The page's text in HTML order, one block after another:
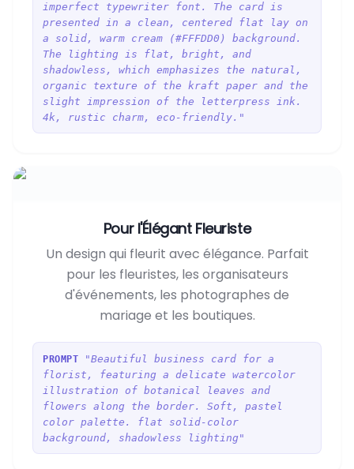
imperfect typewriter font. The card is
presented in a clean, centered flat lay on
a solid, warm cream (#FFFDD0) background.
The lighting is flat, bright, and
shadowless, which emphasizes the natural,
organic texture of the kraft paper and the
slight impression of the letterpress ink.
4k, rustic charm, eco-friendly."
Pour l'Élégant Fleuriste
Un design qui fleurit avec élégance. Parfait
pour les fleuristes, les organisateurs
d'événements, les photographes de
mariage et les boutiques.
PROMPT
"Beautiful business card for a
florist, featuring a delicate watercolor
illustration of botanical leaves and
flowers along the border. Soft, pastel
color palette. flat solid-color
background, shadowless lighting"